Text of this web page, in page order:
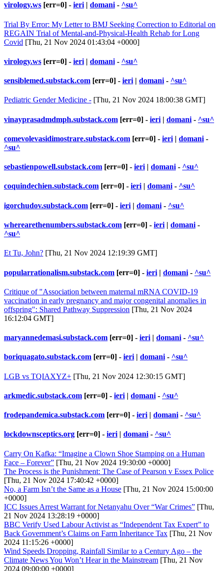
virology.ws [err=0] - ieri | domani - ^su^
Trial By Error: My Letter to BMJ Seeking Correction to Editorial on
REGAIN Trial of Mental-and-Physical-Health Rehab for Long
Covid [Thu, 21 Nov 2024 01:43:04 +0000]
virology.ws [err=0] - ieri | domani - ^su^
sensiblemed.substack.com [err=0] - ieri | domani - ^su^
Pediatric Gender Medicine - [Thu, 21 Nov 2024 18:00:38 GMT]
vinayprasadmdmph.substack.com [err=0] - ieri | domani - ^su^
comevolevasidimostrare.substack.com [err=0] - ieri | domani -
^su^
sebastienpowell.substack.com [err=0] - ieri | domani - ^su^
coquindechien.substack.com [err=0] - ieri| domani- ^su^
igorchudov.substack.com [err=0] - ieri | domani - ^su^
wherearethenumbers.substack.com [err=0] - ieri | domani -
^su^
Et Tu, John? [Thu, 21 Nov 2024 12:19:39 GMT]
popularrationalism.substack.com [err=0] - ieri | domani - ^su^
Critique of "Association between maternal mRNA COVID-19
vaccination in early pregnancy and major congenital anomalies in
offspring": Shared Pathway Suppression [Thu, 21 Nov 2024
16:12:04 GMT]
maryannedemasi.substack.com [err=0] - ieri | domani - ^su^
boriquagato.substack.com [err=0] - ieri | domani - ^su^
LGB vs TQIAXYZ+ [Thu, 21 Nov 2024 12:30:15 GMT]
arkmedic.substack.com [err=0] - ieri | domani - ^su^
frodepandemica.substack.com [err=0] - ieri | domani - ^su^
lockdownsceptics.org [err=0] - ieri| domani- ^su^
Carry On Kafka: “Imagine a Clown Shoe Stamping on a Human
Face – Forever” [Thu, 21 Nov 2024 19:30:00 +0000]
The Process is the Punishment: The Case of Pearson v Essex Police
[Thu, 21 Nov 2024 17:40:42 +0000]
No, a Farm Isn’t the Same as a House [Thu, 21 Nov 2024 15:00:00
+0000]
ICC Issues Arrest Warrant for Netanyahu Over “War Crimes” [Thu,
21 Nov 2024 13:28:19 +0000]
BBC Verify Used Labour Activist as “Independent Tax Expert” to
Back Government’s Claims on Farm Inheritance Tax [Thu, 21 Nov
2024 11:15:26 +0000]
Wind Speeds Dropping, Rainfall Similar to a Century Ago – the
Climate News You Won’t Hear in the Mainstream [Thu, 21 Nov
2024 09:00:00 +0000]